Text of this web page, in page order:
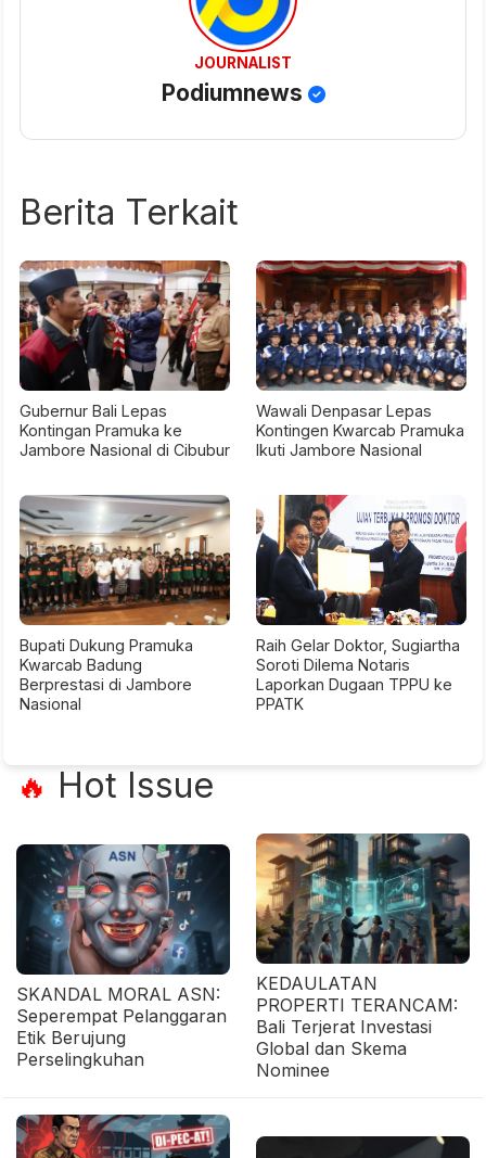
JOURNALIST
Podiumnews
Berita Terkait
Gubernur Bali Lepas
Kontingan Pramuka ke
Jambore Nasional di Cibubur
Wawali Denpasar Lepas
Kontingen Kwarcab Pramuka
Ikuti Jambore Nasional
Bupati Dukung Pramuka
Kwarcab Badung
Berprestasi di Jambore
Nasional
Raih Gelar Doktor, Sugiartha
Soroti Dilema Notaris
Laporkan Dugaan TPPU ke
PPATK
🔥 Hot Issue
SKANDAL MORAL ASN:
Seperempat Pelanggaran
Etik Berujung
Perselingkuhan
KEDAULATAN
PROPERTI TERANCAM:
Bali Terjerat Investasi
Global dan Skema
Nominee